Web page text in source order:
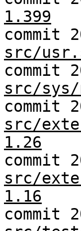
1.399
commit
src/
commit
src/
commit
src/
1.26
commit
src/
1.16
commit